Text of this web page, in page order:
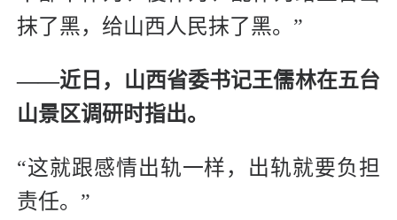
抹了黑，给山西人民抹了黑。”
——近日，山西省委书记王儒林在五台
山景区调研时指出。
“这就跟感情出轨一样，出轨就要负担
责任。”